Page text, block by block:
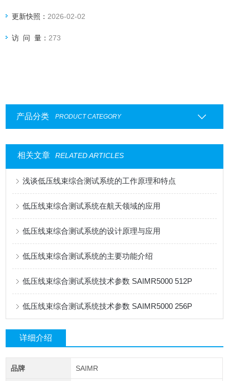
更新快照： 2026-02-02
访 问 量： 273
产品分类 PRODUCT CATEGORY
相关文章 RELATED ARTICLES
浅谈低压线束综合测试系统的工作原理和特点
低压线束综合测试系统在航天领域的应用
低压线束综合测试系统的设计原理与应用
低压线束综合测试系统的主要功能介绍
低压线束综合测试系统技术参数 SAIMR5000 512P
低压线束综合测试系统技术参数 SAIMR5000 256P
详细介绍
品牌 SAIMR